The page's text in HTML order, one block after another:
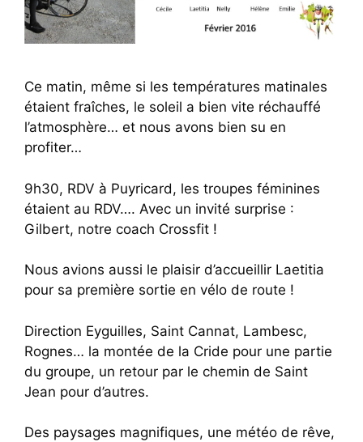
Ce matin, même si les températures matinales
étaient fraîches, le soleil a bien vite réchauffé
l’atmosphère… et nous avons bien su en
profiter…
9h30, RDV à Puyricard, les troupes féminines
étaient au RDV…. Avec un invité surprise :
Gilbert, notre coach Crossfit !
Nous avions aussi le plaisir d’accueillir Laetitia
pour sa première sortie en vélo de route !
Direction Eyguilles, Saint Cannat, Lambesc,
Rognes… la montée de la Cride pour une partie
du groupe, un retour par le chemin de Saint
Jean pour d’autres.
Des paysages magnifiques, une météo de rêve,